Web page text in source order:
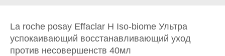
La roche posay Effaclar H Iso-biome Ультра
успокаивающий восстанавливающий уход
против несовершенств 40мл